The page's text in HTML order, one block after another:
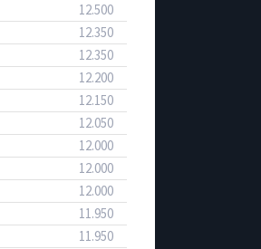
12.500
12.350
12.350
12.200
12.150
12.050
12.000
12.000
12.000
11.950
11.950